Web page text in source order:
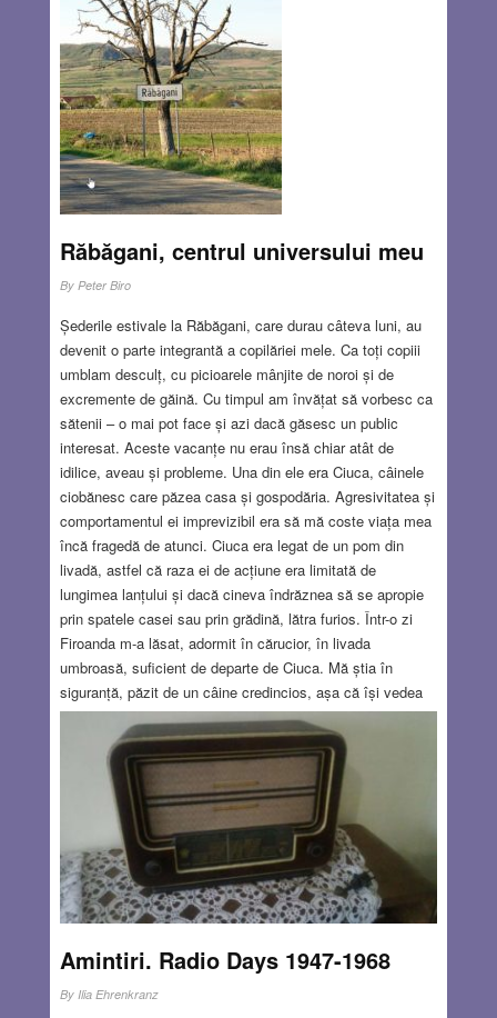
până acum palatul Pachta? Foarte simplu: palatul s-a
păstrat în toată splendoarea lui de pe la 1750, dar de pe
stradă nu se vede nimic. Vizitatorii interesați pot intra liber
în curtea hotelului.
Read more…
JUN 28, 2018
Răbăgani, centrul universului meu
By Peter Biro
Șederile estivale la Răbăgani, care durau câteva luni, au
devenit o parte integrantă a copilăriei mele. Ca toți copiii
umblam desculț, cu picioarele mânjite de noroi și de
excremente de găină. Cu timpul am învățat să vorbesc ca
sătenii – o mai pot face și azi dacă găsesc un public
interesat. Aceste vacanțe nu erau însă chiar atât de
idilice, aveau și probleme. Una din ele era Ciuca, câinele
ciobănesc care păzea casa și gospodăria. Agresivitatea și
comportamentul ei imprevizibil era să mă coste viața mea
încă fragedă de atunci. Ciuca era legat de un pom din
livadă, astfel că raza ei de acțiune era limitată de
lungimea lanțului și dacă cineva îndrăznea să se apropie
prin spatele casei sau prin grădină, lătra furios. Într-o zi
Firoanda m-a lăsat, adormit în cărucior, în livada
umbroasă, suficient de departe de Ciuca. Mă știa în
siguranță, păzit de un câine credincios, așa că își vedea
liniștită de treburile casei. După o vreme, când a venit în
livadă să vadă ce fac, a observat îngrozită că lanțul Ciucăi
atârna fără rost – câinele dispăruse. La gândul că s-ar fi
putut întâmpla o nenorocire, a venit în goană spre mine.
Scena neașteptată din fața ochilor a făcut-o să
înmărmurească: Ciuca stătea pe labele dinapoi, aproape
tot corpul îi era deasupra mea în cărucior – nu se știe
pentru cât timp – și mă privea atent, clătinând din
cap.
Read more…
JUN 28, 2018 3 COMMENTS
Amintiri. Radio Days 1947-1968
By Ilia Ehrenkranz